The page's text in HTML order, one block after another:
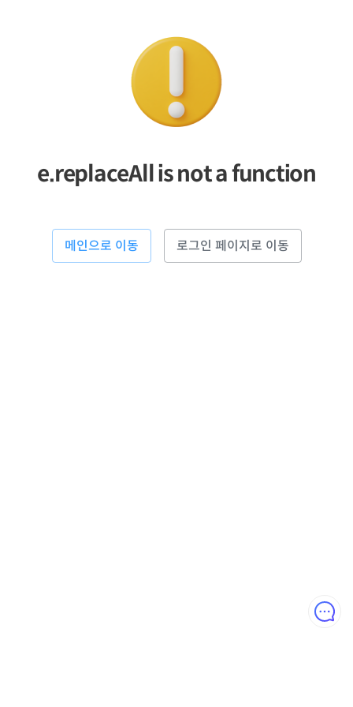
e.replaceAll is not a function
메인으로 이동 로그인 페이지로 이동